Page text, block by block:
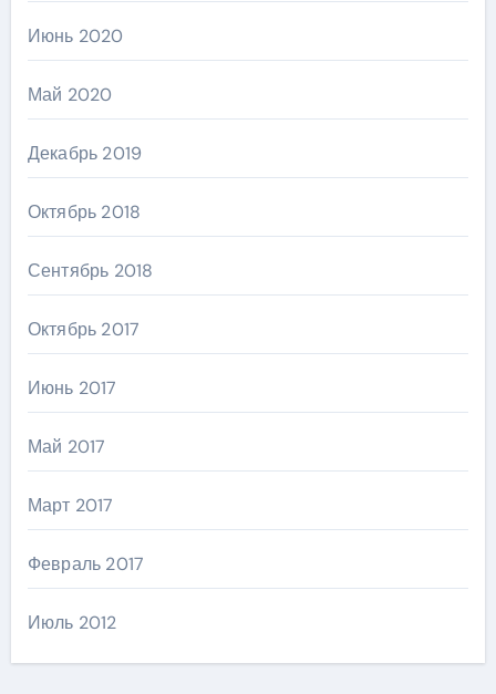
Июнь 2020
Май 2020
Декабрь 2019
Октябрь 2018
Сентябрь 2018
Октябрь 2017
Июнь 2017
Май 2017
Март 2017
Февраль 2017
Июль 2012